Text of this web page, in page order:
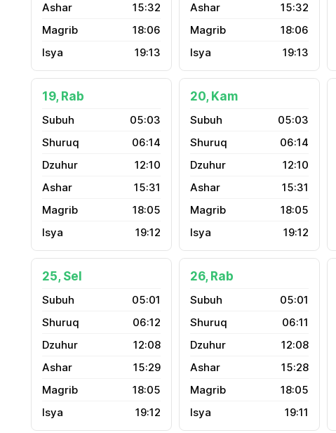
15:32
18:06
19:13
15:32
18:06
19:13
19, Rab
05:03
06:14
12:10
15:31
18:05
19:12
20, Kam
05:03
06:14
12:10
15:31
18:05
19:12
25, Sel
05:01
06:12
12:08
15:29
18:05
19:12
26, Rab
05:01
06:11
12:08
15:28
18:05
19:11